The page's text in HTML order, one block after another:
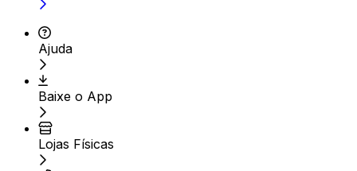
Ajuda
Baixe o App
Lojas Físicas